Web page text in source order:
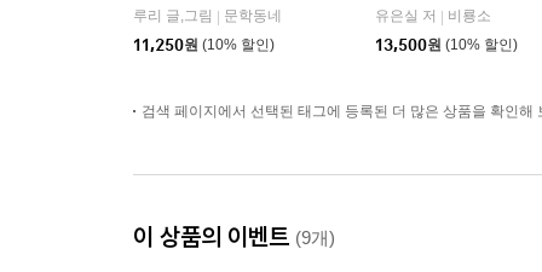
루리 글,그림
문학동네
11,250원 (10% 할인)
유은실 저
비룡소
13,500원 (10% 할인)
검색 페이지에서 선택된 태그에 등록된 더 많은 상품을 확인해
이 상품의 이벤트 (9개)